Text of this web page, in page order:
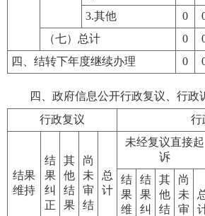
3.其他 0
（七）总计
0
四、结转下年度继续办理
0
四、政府信息公开行政复议、行政
行政复议
行
结果
维持
结
果
纠
正
其
他
结
果
尚
未
审
结
总
计
未经复议直接起
诉
结
果
维
结
果
纠
其
他
结
尚
未
审